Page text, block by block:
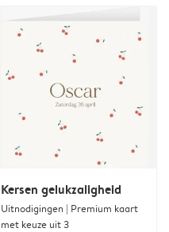
Kersen gelukzaligheid
Uitnodigingen | Premium kaart
met keuze uit 3